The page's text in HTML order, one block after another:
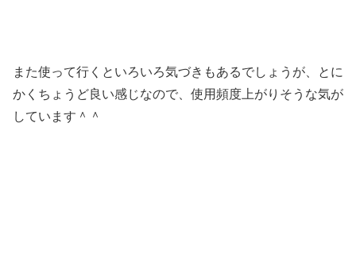
また使って行くといろいろ気づきもあるでしょうが、とに
かくちょうど良い感じなので、使用頻度上がりそうな気が
しています＾＾